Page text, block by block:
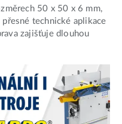
50 x 50 x 6 mm,
technické aplikace
zajišťuje dlouhou